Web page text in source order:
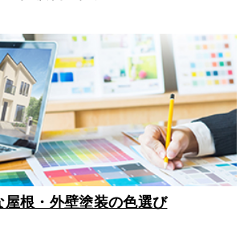
屋根・外壁塗装の色選び